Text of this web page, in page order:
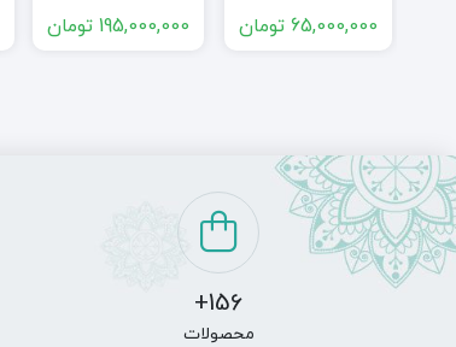
65,000,000 تومان 195,000,000 تومان
156+
محصولات